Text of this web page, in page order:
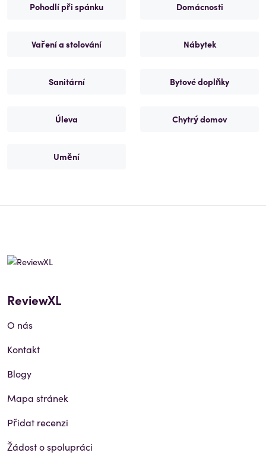
Pohodlí při spánku Domácnosti
Vaření a stolování Nábytek
Sanitární Bytové doplňky
Úleva Chytrý domov
Umění
ReviewXL
O nás
Kontakt
Blogy
Mapa stránek
Přidat recenzi
Žádost o spolupráci